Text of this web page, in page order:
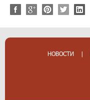
НОВОСТИ |